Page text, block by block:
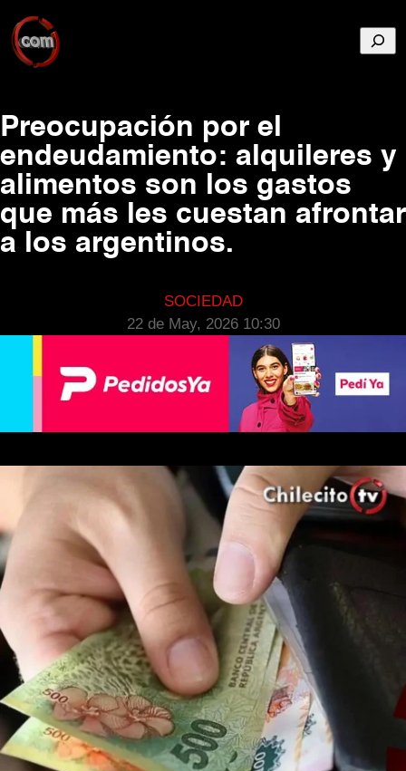
Preocupación por el
endeudamiento: alquileres y
alimentos son los gastos
que más les cuestan afrontar
a los argentinos.
SOCIEDAD
22 de May, 2026 10:30